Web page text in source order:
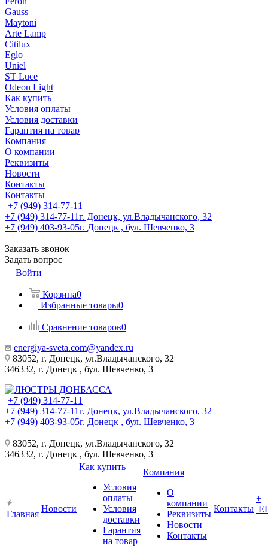
Gauss
Maytoni
Arte Lamp
Citilux
Eglo
Uniel
ST Luce
Odeon Light
Как купить
Условия оплаты
Условия доставки
Гарантия на товар
Компания
О компании
Реквизиты
Новости
Контакты
Контакты
+7 (949) 314-77-11
+7 (949) 314-77-11г. Донецк, ул.Владычанского, 32
+7 (949) 403-93-05г. Донецк , бул. Шевченко, 3
Заказать звонок
Задать вопрос
Войти
Корзина0
Избранные товары0
Сравнение товаров0
energiya-sveta.com@yandex.ru
83052, г. Донецк, ул.Владычанского, 32
346332, г. Донецк , бул. Шевченко, 3
+7 (949) 314-77-11
+7 (949) 314-77-11г. Донецк, ул.Владычанского, 32
+7 (949) 403-93-05г. Донецк , бул. Шевченко, 3
83052, г. Донецк, ул.Владычанского, 32
346332, г. Донецк , бул. Шевченко, 3
Главная
Новости
Как купить
Условия
оплаты
Условия
доставки
Гарантия
на товар
Компания
О
компании
Реквизиты
Новости
Контакты
Контакты
+